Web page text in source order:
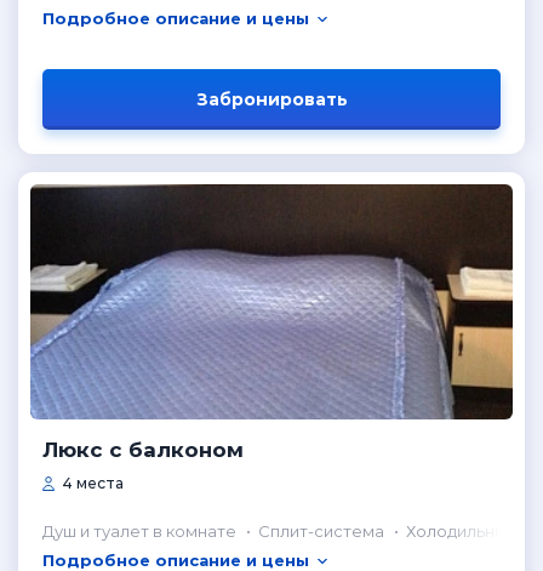
Подробное описание и цены
Забронировать
Люкс с балконом
4 места
Душ и туалет в комнате Сплит-система
Холодильник в
Подробное описание и цены